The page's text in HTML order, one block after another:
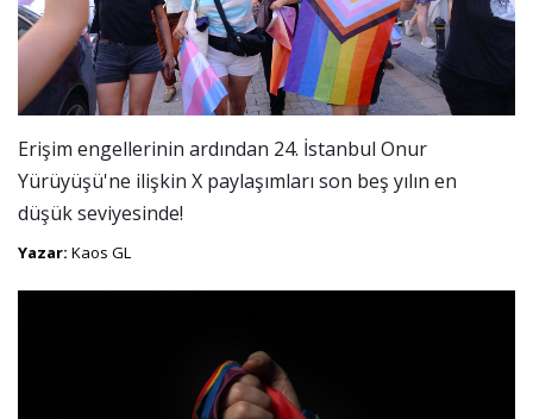
Erişim engellerinin ardından 24. İstanbul Onur
Yürüyüşü'ne ilişkin X paylaşımları son beş yılın en
düşük seviyesinde!
Yazar: Kaos GL